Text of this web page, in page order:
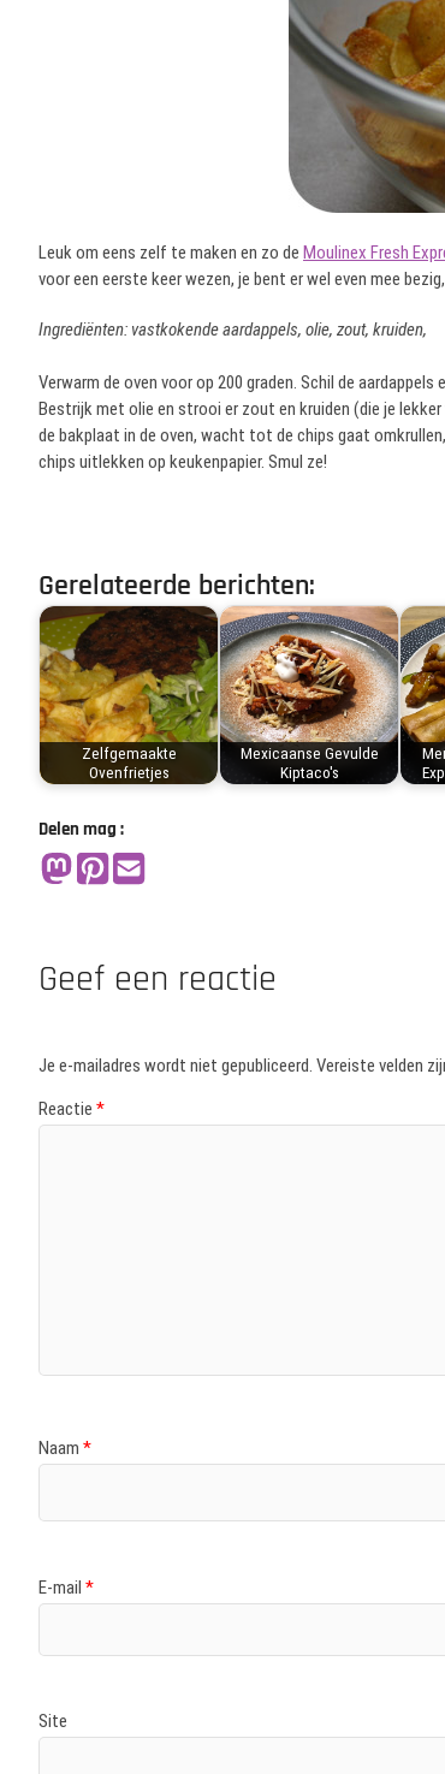
Leuk om eens zelf te maken en zo de Moulinex Fresh
voor een eerste keer wezen, je bent er wel even mee
Ingrediënten: vastkokende aardappels, olie, zout, kruiden,
Verwarm de oven voor op 200 graden. Schil de
Bestrijk met olie en strooi er zout en kruiden (die je
de bakplaat in de oven, wacht tot de chips gaat
chips uitlekken op keukenpapier. Smul ze!
Gerelateerde berichten:
Zelfgemaakte
Ovenfrietjes
Mexicaanse Gevulde
Kiptaco's
Delen mag :
Geef een reactie
Je e-mailadres wordt niet gepubliceerd. Vereiste velden
Reactie *
Naam *
E-mail *
Site